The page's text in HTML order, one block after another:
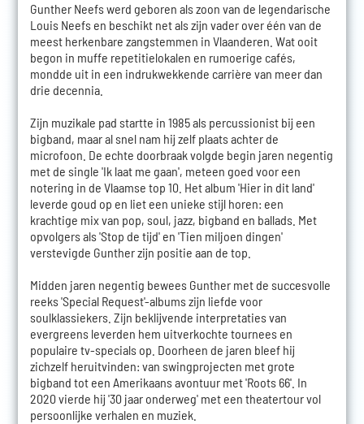
Gunther Neefs werd geboren als zoon van de legendarische
Louis Neefs en beschikt net als zijn vader over één van de
meest herkenbare zangstemmen in Vlaanderen. Wat ooit
begon in muffe repetitielokalen en rumoerige cafés,
mondde uit in een indrukwekkende carrière van meer dan
drie decennia.
Zijn muzikale pad startte in 1985 als percussionist bij een
bigband, maar al snel nam hij zelf plaats achter de
microfoon. De echte doorbraak volgde begin jaren negentig
met de single 'Ik laat me gaan', meteen goed voor een
notering in de Vlaamse top 10. Het album 'Hier in dit land'
leverde goud op en liet een unieke stijl horen: een
krachtige mix van pop, soul, jazz, bigband en ballads. Met
opvolgers als 'Stop de tijd' en 'Tien miljoen dingen'
verstevigde Gunther zijn positie aan de top.
Midden jaren negentig bewees Gunther met de succesvolle
reeks 'Special Request'-albums zijn liefde voor
soulklassiekers. Zijn beklijvende interpretaties van
evergreens leverden hem uitverkochte tournees en
populaire tv-specials op. Doorheen de jaren bleef hij
zichzelf heruitvinden: van swingprojecten met grote
bigband tot een Amerikaans avontuur met 'Roots 66'. In
2020 vierde hij '30 jaar onderweg' met een theatertour vol
persoonlijke verhalen en muziek.